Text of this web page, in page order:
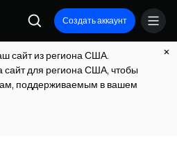
Создать аккаунт
сайт из региона США.
сайт для региона США, чтобы
поддерживаемым в вашем